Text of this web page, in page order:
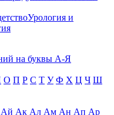
Урология и
на буквы А-Я
О П Р С Т У Ф Х Ц Ч Ш
Ай Ак Ал Ам Ан Ап Ар